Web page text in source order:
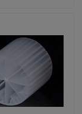
منتجات
معلومات عنا